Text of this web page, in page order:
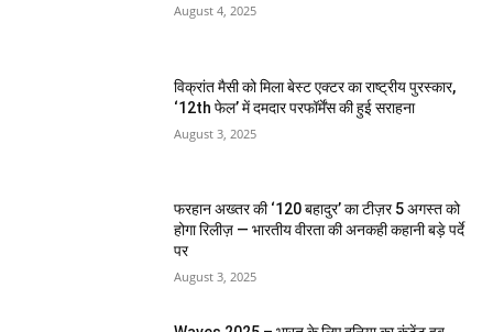
August 4, 2025
विक्रांत मैसी को मिला बेस्ट एक्टर का राष्ट्रीय पुरस्कार,
‘12th फेल’ में दमदार परफॉर्मेंस की हुई सराहना
August 3, 2025
फरहान अख्तर की ‘120 बहादुर’ का टीज़र 5 अगस्त को
होगा रिलीज़ — भारतीय वीरता की अनकही कहानी बड़े पर्दे
पर
August 3, 2025